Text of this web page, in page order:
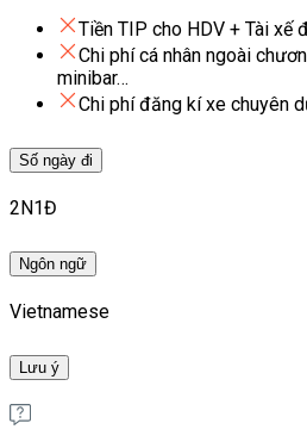
Tiền TIP cho HDV + Tài xế
Chi phí cá nhân ngoài
minibar…
Chi phí đăng kí xe chuyên
Số ngày đi
2N1Đ
Ngôn ngữ
Vietnamese
Lưu ý